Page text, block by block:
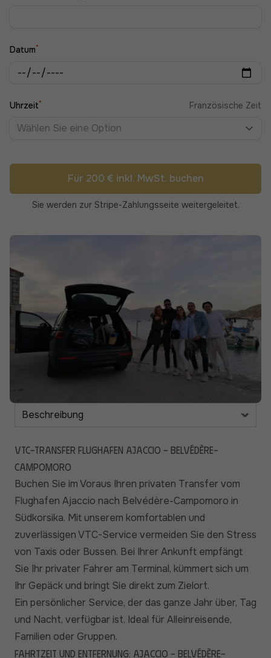
Datum*
Uhrzeit* Französische Zeit
Wählen Sie eine Option
Für 200 € inkl. MwSt. buchen
Sie werden zur Stripe-Zahlungsseite weitergeleitet.
VTC-Transfer Flughafen Ajaccio - Belvédère-
Campomoro
Buchen Sie im Voraus Ihren privaten Transfer vom
Flughafen Ajaccio nach Belvédère-Campomoro in
Südkorsika. Mit unserem komfortablen und
zuverlässigen VTC-Service vermeiden Sie den Stress
von Taxis oder Bussen. Bei Ihrer Ankunft empfängt
Sie Ihr privater Fahrer am Terminal, kümmert sich um
Ihr Gepäck und bringt Sie direkt zum Zielort.
Ein persönlicher Service, der das ganze Jahr über, Tag
und Nacht, verfügbar ist. Ideal für Alleinreisende,
Familien oder Gruppen.
Fahrtzeit und Entfernung: Ajaccio - Belvédère-